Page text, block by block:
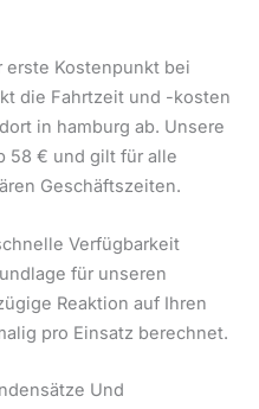
erste Kostenpunkt bei
die Fahrtzeit und -kosten
in hamburg ab. Unsere
58 € und gilt für alle
Geschäftszeiten.
Verfügbarkeit
für unseren
Reaktion auf Ihren
pro Einsatz berechnet.
Und